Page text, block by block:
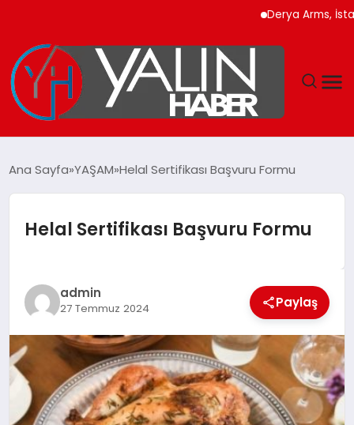
Derya Arms, İstanbul
SPOR
DÜNYA
YAŞAM
EĞİTİM
TEKNOLOJİ
Ana Sayfa YAŞAM Helal Sertifikası Başvuru Formu
Helal Sertifikası Başvuru Formu
admin
27 Temmuz 2024 Paylaş